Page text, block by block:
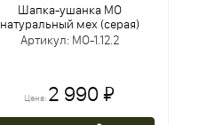
Шапка-ушанка МО
натуральный мех (серая)
Артикул: МО-1.12.2
Цена: 2 990 ₽